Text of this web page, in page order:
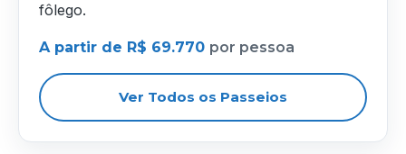
fôlego.
A partir de R$ 69.770 por pessoa
Ver Todos os Passeios